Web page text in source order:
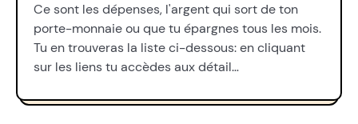
Ce sont les dépenses, l'argent qui sort de ton
porte-monnaie ou que tu épargnes tous les mois.
Tu en trouveras la liste ci-dessous: en cliquant
sur les liens tu accèdes aux détail…